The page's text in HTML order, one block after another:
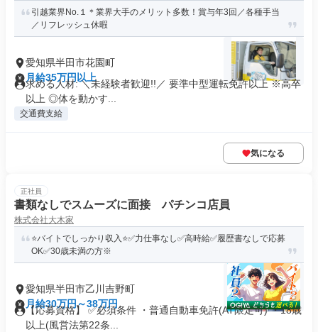
引越業界No.１＊業界大手のメリット多数！賞与年3回／各種手当
／リフレッシュ休暇
愛知県半田市花園町
月給35万円以上
求める人材: ＼未経験者歓迎!!／ 要準中型運転免許以上 ※高卒
以上 ◎体を動かす...
交通費支給
気になる
正社員
書類なしでスムーズに面接 パチンコ店員
株式会社大木家
⭐バイトでしっかり収入⭐️✅力仕事なし✅高時給✅履歴書なしで応募
OK✅30歳未満の方※
愛知県半田市乙川吉野町
月給30万円～38万円
【応募資格】 ✅必須条件 ・普通自動車免許(AT限定可) ・18歳
以上(風営法第22条...